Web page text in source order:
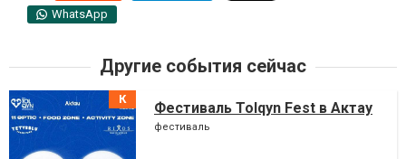
WhatsApp
Другие события сейчас
Фестиваль Tolqyn Fest в Актау
фестиваль